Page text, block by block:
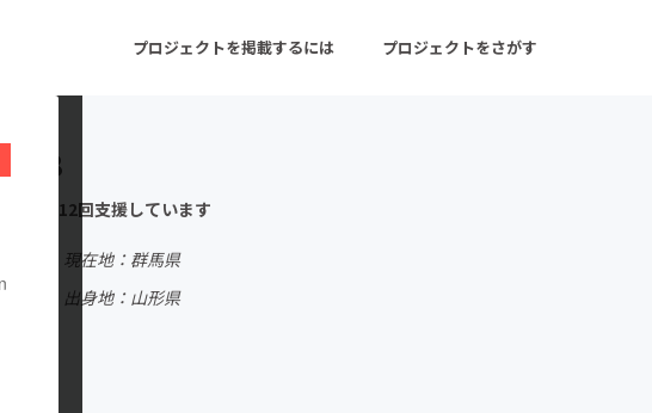
プロジェクトを掲載するには プロジェクトをさがす
注目のリターン 注目の新着プロジェクト
音楽
までに12回支援しています
現在地：群馬県
日本
出身地：山形県